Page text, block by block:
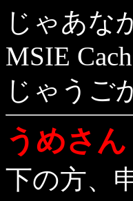
じゃあな
MSIE
じゃうご
うめさん
下の方、